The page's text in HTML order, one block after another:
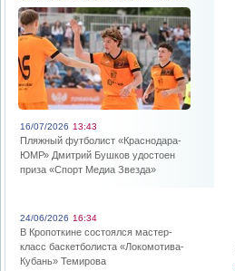
16/07/2026 13:43
Пляжный футболист «Краснодара-
ЮМР» Дмитрий Бушков удостоен
приза «Спорт Медиа Звезда»
24/06/2026 16:34
В Кропоткине состоялся мастер-
класс баскетболиста «Локомотива-
Кубань» Темирова